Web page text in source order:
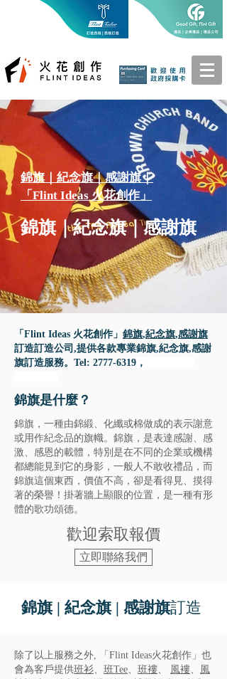
​錦旗｜紀念旗｜感謝旗｜
「Flint Ideas 火花創作」
​錦旗｜紀念旗｜感謝旗
「Flint Ideas 火花創作」​ 錦旗,紀念旗,感謝旗
訂造訂造公司,提供各款專業​錦旗,紀念旗,感謝
旗訂造服務。Tel: 2777-6319 ，
​錦旗是什麼？
錦旗，一種由錦緞、化纖或棉做成的表示謝意
或用作紀念品的旗幟。錦旗，是表達感謝、感
激、感恩的載體，特別是在不同的企業或機構
都總能見到它的身影，一般人不敢收禮品，而
錦旗這個東西，價值不高，卻是看得見、摸得
著的榮譽！掛著牆上顯眼的位置，是一種有形
體的歌功頌德。
​歡迎索取報價
立即聯絡我們
​錦旗 | 紀念旗 | 感謝旗訂造
除了以上服務之外, 「Flint Ideas火花創作」也
會為客戶提供班衫、 班Tee、 班褸、 風褸、 風